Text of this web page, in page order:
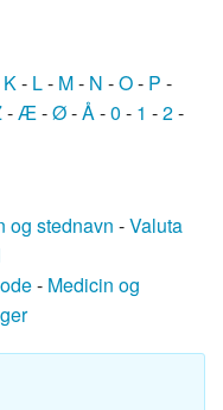
K- L- M- N -O- P -
-Æ-Ø-Å-0 - 1 -2-
og stednavn -Valuta
- Medicin og